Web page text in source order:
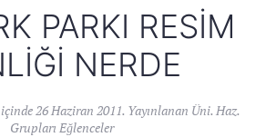
PARKI RESIM
NERDE
içinde 26 Haziran 2011. Yayınlanan Üni. Haz.
Grupları Eğlenceler